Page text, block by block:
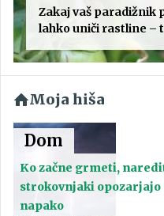
Zakaj vaš paradižnik
lahko uniči rastline –
Moja hiša
Dom
Ko začne grmeti,
strokovnjaki opozarjajo
napako